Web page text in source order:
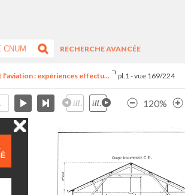
RECHERCHE AVANCÉE
l'aviation : expériences effectu... pl.1 - vue 169/224
120%